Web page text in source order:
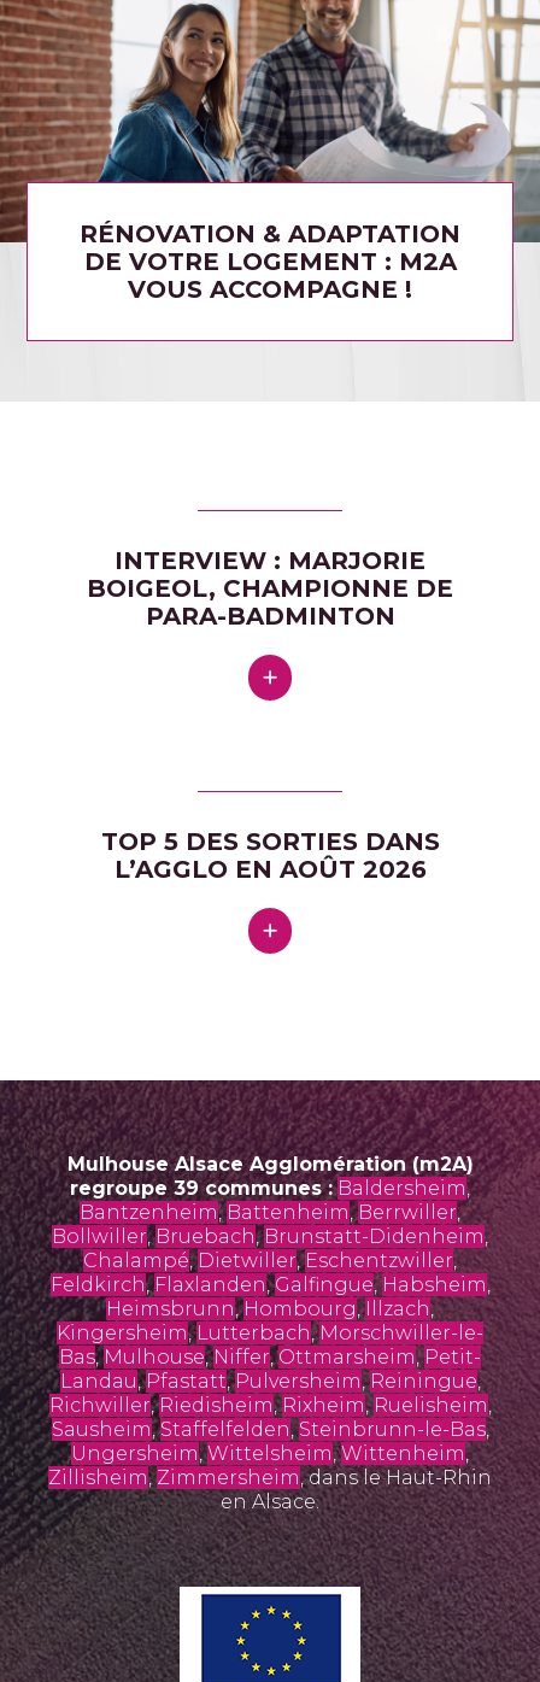
RÉNOVATION & ADAPTATION
DE VOTRE LOGEMENT : M2A
VOUS ACCOMPAGNE !
INTERVIEW : MARJORIE
BOIGEOL, CHAMPIONNE DE
PARA-BADMINTON
TOP 5 DES SORTIES DANS
L’AGGLO EN AOÛT 2026
Mulhouse Alsace Agglomération (m2A)
regroupe 39 communes : Baldersheim,
Bantzenheim,Battenheim,Berrwiller,
Bollwiller,Bruebach,Brunstatt-Didenheim,
Chalampé,Dietwiller,Eschentzwiller,
Feldkirch,Flaxlanden,Galfingue,Habsheim,
Heimsbrunn,Hombourg,Illzach,
Kingersheim,Lutterbach,Morschwiller-le-
Bas,Mulhouse,Niffer,Ottmarsheim,Petit-
Landau,Pfastatt,Pulversheim,Reiningue,
Richwiller,Riedisheim,Rixheim,Ruelisheim,
Sausheim,Staffelfelden, Steinbrunn-le-Bas,
Ungersheim,Wittelsheim,Wittenheim,
Zillisheim,Zimmersheim, dans le Haut-Rhin
en Alsace.